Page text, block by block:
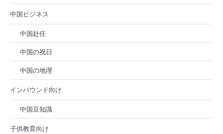
中国ビジネス
中国赴任
中国の祝日
中国の地理
インバウンド向け
中国豆知識
子供教育向け